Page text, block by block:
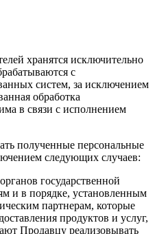
хранятся исключительно
с
систем, за исключением
обработка
в связи с исполнением
полученные персональные
следующих случаев:
государственной
и в порядке, установленным
партнерам, которые
продуктов и услуг,
Продавцу реализовывать